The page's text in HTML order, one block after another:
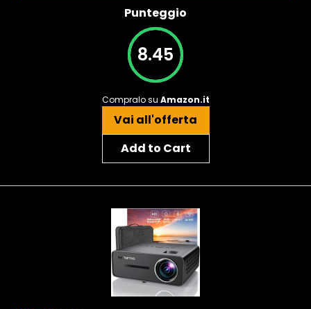
Punteggio
8.45
Compralo su Amazon.it
Vai all'offerta
Add to Cart